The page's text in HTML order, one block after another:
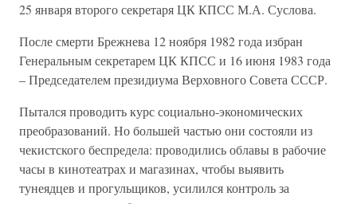
25 января второго секретаря ЦК КПСС М.А. Суслова.
После смерти Брежнева 12 ноября 1982 года избран
Генеральным секретарем ЦК КПСС и 16 июня 1983 года
– Председателем президиума Верховного Совета СССР.
Пытался проводить курс социально-экономических
преобразований. Но большей частью они состояли из
чекистского беспредела: проводились облавы в рабочие
часы в кинотеатрах и магазинах, чтобы выявить
тунеядцев и прогульщиков, усилился контроль за